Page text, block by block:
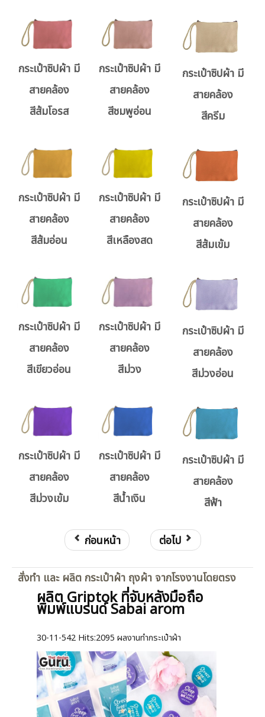
กระเป๋าซิปผ้า มี
สายคล้อง
สีส้มโอรส
กระเป๋าซิปผ้า มี
สายคล้อง
สีชมพูอ่อน
กระเป๋าซิปผ้า มี
สายคล้อง
สีครีม
กระเป๋าซิปผ้า มี
สายคล้อง
สีส้มอ่อน
กระเป๋าซิปผ้า มี
สายคล้อง
สีเหลืองสด
กระเป๋าซิปผ้า มี
สายคล้อง
สีส้มเข้ม
กระเป๋าซิปผ้า มี
สายคล้อง
สีเขียวอ่อน
กระเป๋าซิปผ้า มี
สายคล้อง
สีม่วง
กระเป๋าซิปผ้า มี
สายคล้อง
สีม่วงอ่อน
กระเป๋าซิปผ้า มี
สายคล้อง
สีม่วงเข้ม
กระเป๋าซิปผ้า มี
สายคล้อง
สีน้ำเงิน
กระเป๋าซิปผ้า มี
สายคล้อง
สีฟ้า
ก่อนหน้า ต่อไป
สั่งทำ และ ผลิต กระเป๋าผ้า ถุงผ้า จากโรงงานโดยตรง
ผลิต Griptok ที่จับหลังมือถือ
พิมพ์แบรนด์ Sabai arom
30-11-542 Hits:2095 ผลงานทำกระเป๋าผ้า